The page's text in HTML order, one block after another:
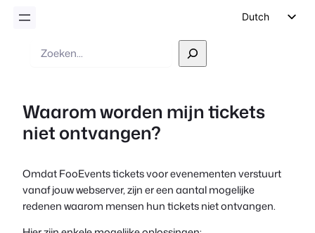
Dutch
Italian
Polish
Czech
Zoek
Waarom worden mijn tickets
niet ontvangen?
Omdat FooEvents tickets voor evenementen verstuurt
vanaf jouw webserver, zijn er een aantal mogelijke
redenen waarom mensen hun tickets niet ontvangen.